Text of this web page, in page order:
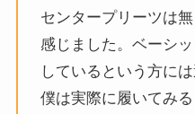
センタープリーツは
感じました。ベーシ
しているという方に
僕は実際に履いてみ